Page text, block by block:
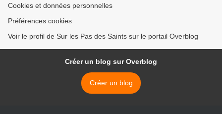
Cookies et données personnelles
Préférences cookies
Voir le profil de Sur les Pas des Saints sur le portail Overblog
Créer un blog sur Overblog
Créer un blog